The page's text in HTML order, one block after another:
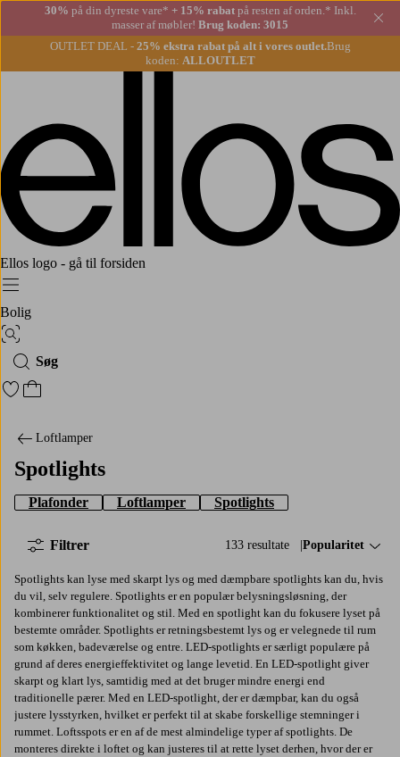
30% på din dyreste vare* + 15% rabatpå resten af orden.* Inkl.
masser af møbler! Brug koden: 3015
OUTLET DEAL - 25% ekstra rabat på alt i vores outlet.Brug
koden: ALLOUTLET
Ellos logo - gå til forsiden
Menu
Bolig
Billedsøgning
Søg
Gå til favoritmarkerede produkter
Gå til indkøbskurven
Loftlamper
Spotlights
Plafonder Loftlamper Spotlights
133 resultate Sorter efter:
Popularitet
Filtrer
Spotlights kan lyse med skarpt lys og med dæmpbare spotlights kan du, hvis
du vil, selv regulere. Spotlights er en populær belysningsløsning, der
kombinerer funktionalitet og stil. Med en spotlight kan du fokusere lyset på
bestemte områder. Spotlights er retningsbestemt lys og er velegnede til rum
som køkken, badeværelse og entre. LED-spotlights er særligt populære på
grund af deres energieffektivitet og lange levetid. En LED-spotlight giver
skarpt og klart lys, samtidig med at det bruger mindre energi end
traditionelle pærer. Med en LED-spotlight, der er dæmpbar, kan du også
justere lysstyrken, hvilket er perfekt til at skabe forskellige stemninger i
rummet. Loftsspots er en af de mest almindelige typer af spotlights. De
monteres direkte i loftet og kan justeres til at rette lyset derhen, hvor der er